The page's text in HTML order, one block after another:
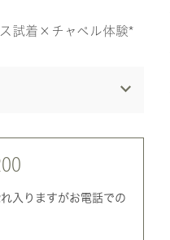
試着×チャペル体験*
入りますがお電話での